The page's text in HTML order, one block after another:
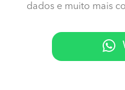
dados e muito mais